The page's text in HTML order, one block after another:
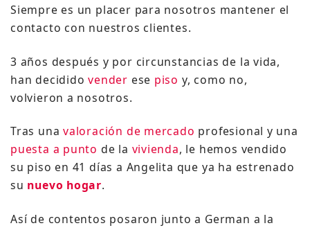
Siempre es un placer para nosotros mantener el
contacto con nuestros clientes.
3 años después y por circunstancias de la vida,
han decididovender ese piso y, como no,
volvieron a nosotros.
Tras unavaloración de mercado profesional y una
puesta a punto de la vivienda, le hemos vendido
su piso en 41 días a Angelita que ya ha estrenado
su nuevo hogar.
Así de contentos posaron junto a German a la